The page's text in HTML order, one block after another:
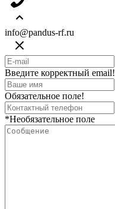
info@pandus-rf.ru
Введите корректный email!
Обязательное поле!
*Необязательное поле